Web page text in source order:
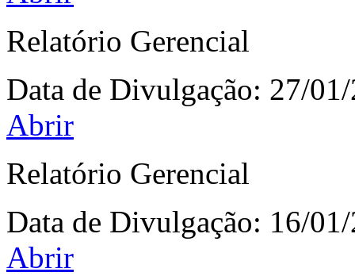
Relatório Gerencial
Data de Divulgação: 27/
Abrir
Relatório Gerencial
Data de Divulgação: 16/
Abrir